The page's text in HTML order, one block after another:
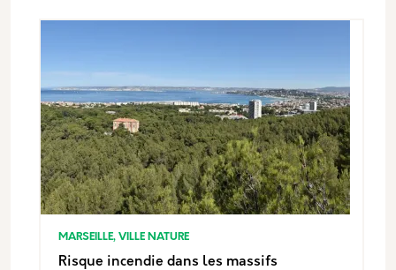
MARSEILLE, VILLE NATURE
Risque incendie dans les massifs